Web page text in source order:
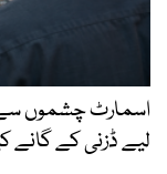
اسمارٹ چشموں سے
لیے ڈزنی کے گانے